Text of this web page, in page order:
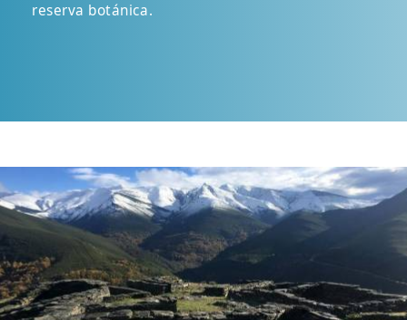
reserva botánica.